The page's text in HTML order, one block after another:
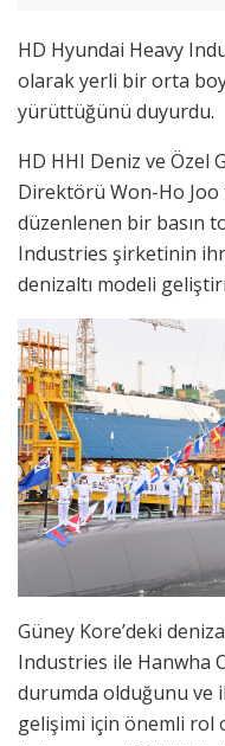
HD Hyundai Heavy
olarak yerli bir orta boy
yürüttüğünü duyurdu.
HD HHI Deniz ve Özel
Direktörü Won-Ho
düzenlenen bir basın
Industries şirketinin
denizaltı modeli
Güney Kore’deki
Industries ile Hanwha
durumda olduğunu ve
gelişimi için önemli rol